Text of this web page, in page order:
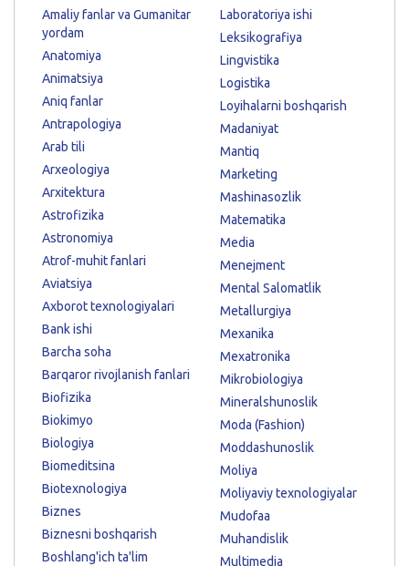
Amaliy fanlar va Gumanitar
yordam
Anatomiya
Animatsiya
Aniq fanlar
Antrapologiya
Arab tili
Arxeologiya
Arxitektura
Astrofizika
Astronomiya
Atrof-muhit fanlari
Aviatsiya
Axborot texnologiyalari
Bank ishi
Barcha soha
Barqaror rivojlanish fanlari
Biofizika
Biokimyo
Biologiya
Biomeditsina
Biotexnologiya
Biznes
Biznesni boshqarish
Boshlang'ich ta'lim
Laboratoriya ishi
Leksikografiya
Lingvistika
Logistika
Loyihalarni boshqarish
Madaniyat
Mantiq
Marketing
Mashinasozlik
Matematika
Media
Menejment
Mental Salomatlik
Metallurgiya
Mexanika
Mexatronika
Mikrobiologiya
Mineralshunoslik
Moda (Fashion)
Moddashunoslik
Moliya
Moliyaviy texnologiyalar
Mudofaa
Muhandislik
Multimedia